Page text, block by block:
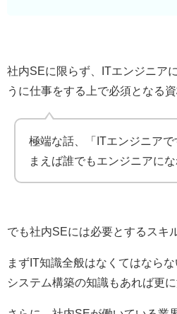
社内SEに限らず、ITエンジニア
うに仕事をする上で必須となる
極端な話、「ITエンジニアで
まえば誰でもエンジニアにな
でも社内SEには必要とするスキ
まずIT知識全般はなくてはなら
システム構築の知識もあれば更に